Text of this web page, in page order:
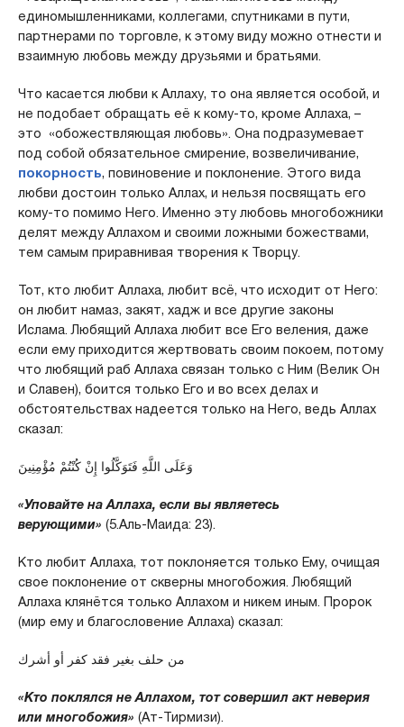
единомышленниками, коллегами, спутниками в пути,
партнерами по торговле, к этому виду можно отнести и
взаимную любовь между друзьями и братьями.
Что касается любви к Аллаху, то она является особой, и
не подобает обращать её к кому-то, кроме Аллаха, –
это «обожествляющая любовь». Она подразумевает
под собой обязательное смирение, возвеличивание,
покорность, повиновение и поклонение. Этого вида
любви достоин только Аллах, и нельзя посвящать его
кому-то помимо Него. Именно эту любовь многобожники
делят между Аллахом и своими ложными божествами,
тем самым приравнивая творения к Творцу.
Тот, кто любит Аллаха, любит всё, что исходит от Него:
он любит намаз, закят, хадж и все другие законы
Ислама. Любящий Аллаха любит все Его веления, даже
если ему приходится жертвовать своим покоем, потому
что любящий раб Аллаха связан только с Ним (Велик Он
и Славен), боится только Его и во всех делах и
обстоятельствах надеется только на Него, ведь Аллах
сказал:
وَعَلَى اللَّهِ فَتَوَكَّلُوا إِنْ كُنْتُمْ مُؤْمِنِينَ
«Уповайте на Аллаха, если вы являетесь
верующими» (5.Аль-Маида: 23).
Кто любит Аллаха, тот поклоняется только Ему, очищая
свое поклонение от скверны многобожия. Любящий
Аллаха клянётся только Аллахом и никем иным. Пророк
(мир ему и благословение Аллаха) сказал:
من حلف بغير فقد كفر أو أشرك
«Кто поклялся не Аллахом, тот совершил акт неверия
или многобожия» (Ат-Тирмизи).